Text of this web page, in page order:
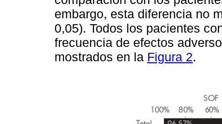
embargo, esta diferencia no
0,05). Todos los pacientes
frecuencia de efectos
mostrados en la Figura 2.